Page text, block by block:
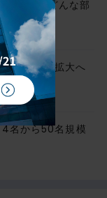
査部ってどんな部
袋事務所拡大へ
名から50名規模